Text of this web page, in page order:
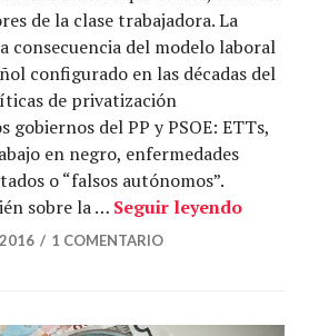
de la clase trabajadora. La
consecuencia del modelo laboral
configurado en las décadas del
de privatización
gobiernos del PP y PSOE: ETTs,
en negro, enfermedades
o “falsos autónomos”.
sobre la … Seguir leyendo
1 COMENTARIO